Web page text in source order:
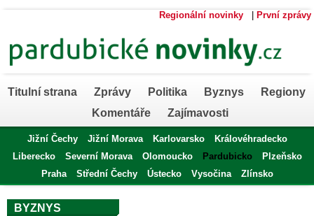
Regionální novinky První zprávy
Titulní strana Zprávy Politika Byznys
Regiony
Komentáře
Zajímavosti
Jižní Čechy Jižní Morava Karlovarsko
Královéhradecko
Liberecko
Severní Morava Olomoucko Pardubicko
Plzeňsko
Praha
Střední Čechy Ústecko Vysočina Zlínsko
BYZNYS